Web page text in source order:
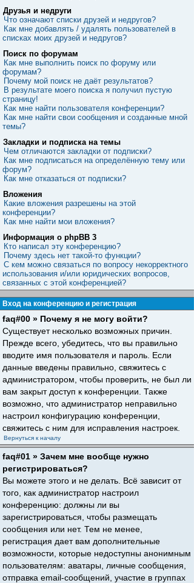
Друзья и недруги
Что означают списки друзей и недругов?
Как мне добавлять / удалять пользователей в
списках моих друзей и недругов?
Поиск по форумам
Как мне выполнить поиск по форуму или
форумам?
Почему мой поиск не даёт результатов?
В результате моего поиска я получил пустую
страницу!
Как мне найти пользователя конференции?
Как мне найти свои сообщения и созданные мной
темы?
Закладки и подписка на темы
Чем отличаются закладки от подписки?
Как мне подписаться на определённую тему или
форум?
Как мне отказаться от подписки?
Вложения
Какие вложения разрешены на этой
конференции?
Как мне найти мои вложения?
Информация о phpBB 3
Кто написал эту конференцию?
Почему здесь нет такой-то функции?
С кем можно связаться по вопросу некорректного
использования и/или юридических вопросов,
связанных с этой конференцией?
Вход на конференцию и регистрация
faq#00 » Почему я не могу войти?
Существует несколько возможных причин.
Прежде всего, убедитесь, что вы правильно
вводите имя пользователя и пароль. Если
данные введены правильно, свяжитесь с
администратором, чтобы проверить, не был ли
вам закрыт доступ к конференции. Также
возможно, что администратор неправильно
настроил конфигурацию конференции,
свяжитесь с ним для исправления настроек.
Вернуться к началу
faq#01 » Зачем мне вообще нужно
регистрироваться?
Вы можете этого и не делать. Всё зависит от
того, как администратор настроил
конференцию: должны ли вы
зарегистрироваться, чтобы размещать
сообщения или нет. Тем не менее,
регистрация дает вам дополнительные
возможности, которые недоступны анонимным
пользователям: аватары, личные сообщения,
отправка email-сообщений, участие в группах